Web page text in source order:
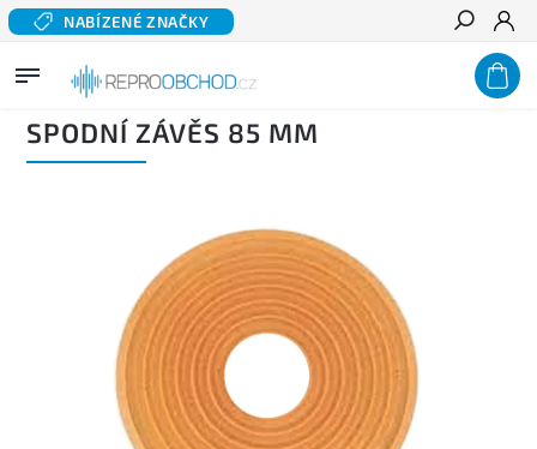
NABÍZENÉ ZNAČKY
Hledat
Domů/ Příslušenství/Díly pro reproduktory
Spodní závěs 85
SPODNÍ ZÁVĚS 85 MM